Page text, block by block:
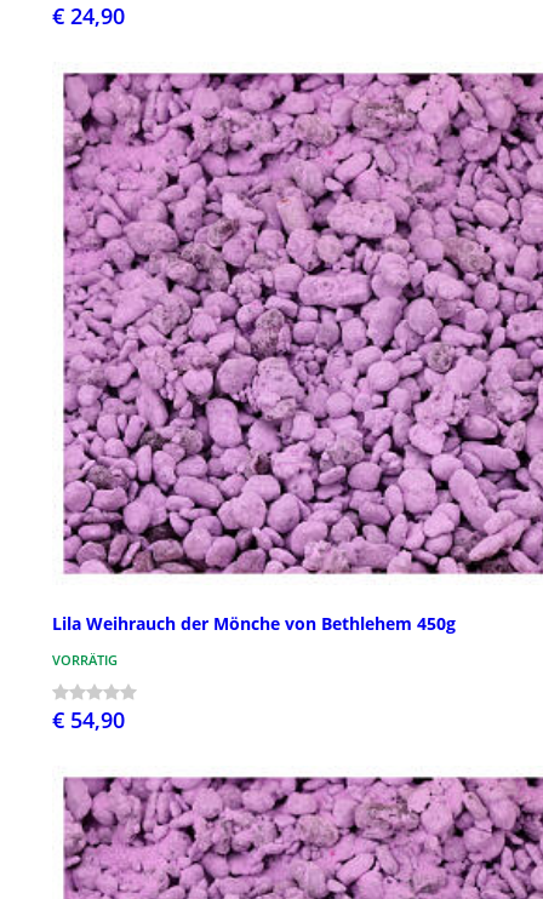
€ 24,90
Lila Weihrauch der Mönche von Bethlehem 450g
VORRÄTIG
€ 54,90